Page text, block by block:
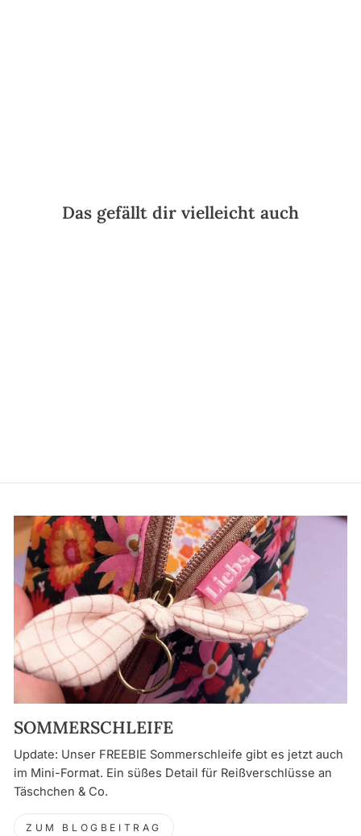
Das gefällt dir vielleicht auch
SOMMERSCHLEIFE
Update: Unser FREEBIE Sommerschleife gibt es jetzt auch
im Mini-Format. Ein süßes Detail für Reißverschlüsse an
Täschchen & Co.
ZUM BLOGBEITRAG